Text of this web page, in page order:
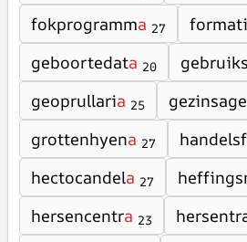
fokprogramma 27
geboortedata 20
geoprullaria 25
grottenhyena 27
hectocandela 27
hersencentra 23